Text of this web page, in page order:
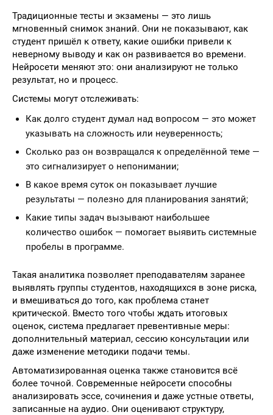
Традиционные тесты и экзамены — это лишь
мгновенный снимок знаний. Они не показывают, как
студент пришёл к ответу, какие ошибки привели к
неверному выводу и как он развивается во времени.
Нейросети меняют это: они анализируют не только
результат, но и процесс.
Системы могут отслеживать:
Как долго студент думал над вопросом — это может
указывать на сложность или неуверенность;
Сколько раз он возвращался к определённой теме —
это сигнализирует о непонимании;
В какое время суток он показывает лучшие
результаты — полезно для планирования занятий;
Какие типы задач вызывают наибольшее
количество ошибок — помогает выявить системные
пробелы в программе.
Такая аналитика позволяет преподавателям заранее
выявлять группы студентов, находящихся в зоне риска,
и вмешиваться до того, как проблема станет
критической. Вместо того чтобы ждать итоговых
оценок, система предлагает превентивные меры:
дополнительный материал, сессию консультации или
даже изменение методики подачи темы.
Автоматизированная оценка также становится всё
более точной. Современные нейросети способны
анализировать эссе, сочинения и даже устные ответы,
записанные на аудио. Они оценивают структуру,